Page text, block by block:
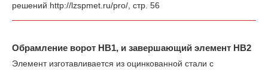
решений http://lzspmet.ru/pro/ , стр. 56
Обрамление ворот НВ1, и завершающий элемент НВ2
Элемент изготавливается из оцинкованной стали с